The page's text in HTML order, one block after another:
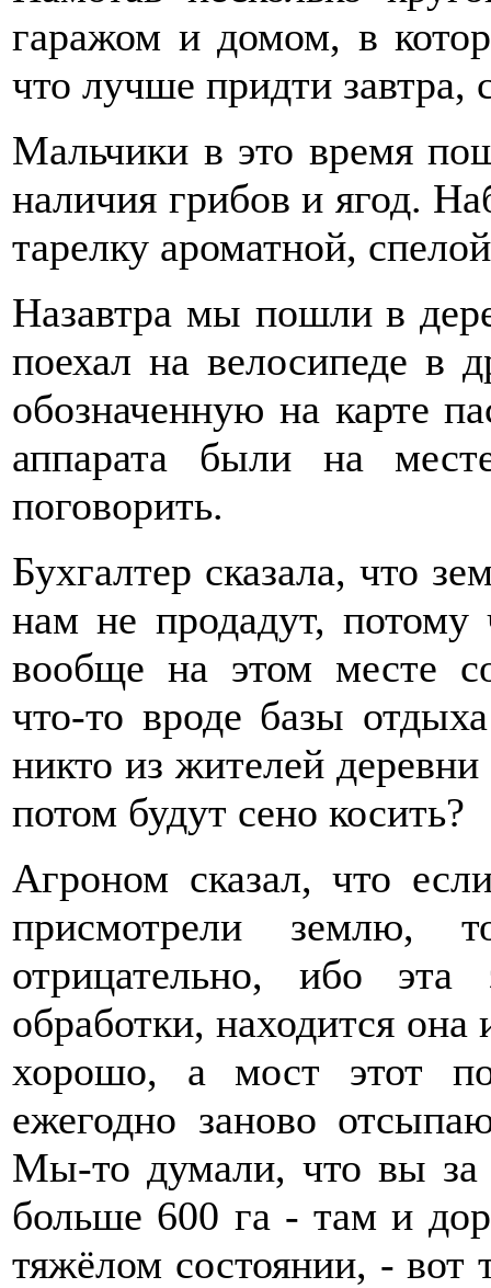
гаражом и домом, в
что лучше придти завтра,
Мальчики в это время
наличия грибов и ягод.
тарелку ароматной,
Назавтра мы пошли в
поехал на велосипеде в
обозначенную на карте
аппарата были на
поговорить.
Бухгалтер сказала, что
нам не продадут,
вообще на этом месте
что-то вроде базы
никто из жителей
потом будут сено косить?
Агроном сказал, что
присмотрели землю,
отрицательно, ибо
обработки, находится она
хорошо, а мост этот
ежегодно заново
Мы-то думали, что вы за
больше 600 га - там и
тяжёлом состоянии, -